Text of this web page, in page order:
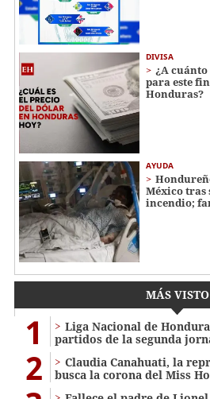
DIVISA
¿A
para este
Honduras?
AYUDA
México
incendio;
MÁS VISTO
1
Liga Nacional de
partidos de la segunda
2
Claudia Canahuati, la
busca la corona del Miss